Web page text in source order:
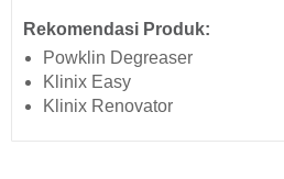
Rekomendasi Produk:
Powklin Degreaser
Klinix Easy
Klinix Renovator